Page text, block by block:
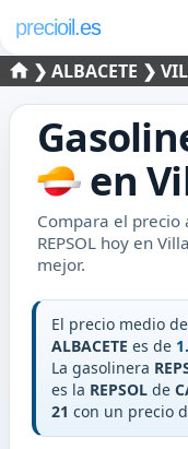
precioil.es
❯ALBACETE ❯
en
Compara el precio
REPSOL hoy en
mejor.
El precio medio
ALBACETE es de
La gasolinera
es la REPSOL de
21 con un precio